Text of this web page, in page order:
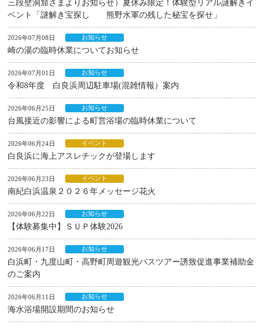
三段壁洞窟さまよりお知らせ）夏休み限定！体験型リアル謎解きイ
ベント「謎解き宝探し 熊野水軍の残した秘宝を探せ」
2026年07月08日 お知らせ
崎の湯の臨時休業についてお知らせ
2026年07月01日 お知らせ
令和8年度 白良浜周辺駐車場(混雑情報）案内
2026年06月25日 お知らせ
台風接近の影響による町営浴場の臨時休業について
2026年06月24日 イベント
白良浜に海上アスレチックが登場します
2026年06月23日 イベント
南紀白浜温泉２０２６年メッセージ花火
2026年06月22日 お知らせ
【体験募集中】ＳＵＰ体験2026
2026年06月17日 お知らせ
白浜町・九度山町・高野町周遊観光バスツアー誘致促進事業補助金
のご案内
2026年06月11日 お知らせ
海水浴場開設期間のお知らせ